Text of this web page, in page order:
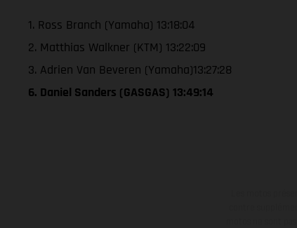
1. Ross Branch (Yamaha) 13:18:04
2. Matthias Walkner (KTM) 13:22:09
3. Adrien Van Beveren (Yamaha)13:27:28
6. Daniel Sanders (GASGAS) 13:49:14